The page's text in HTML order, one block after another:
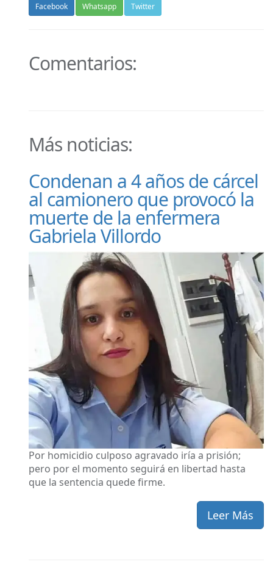
Facebook Whatsapp Twitter
Comentarios:
Más noticias:
Condenan a 4 años de cárcel
al camionero que provocó la
muerte de la enfermera
Gabriela Villordo
Por homicidio culposo agravado iría a prisión;
pero por el momento seguirá en libertad hasta
que la sentencia quede firme.
Leer Más